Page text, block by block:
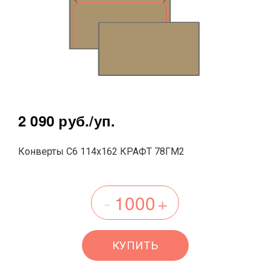
2 090 руб./уп.
Конверты С6 114х162 КРАФТ 78ГМ2
КУПИТЬ